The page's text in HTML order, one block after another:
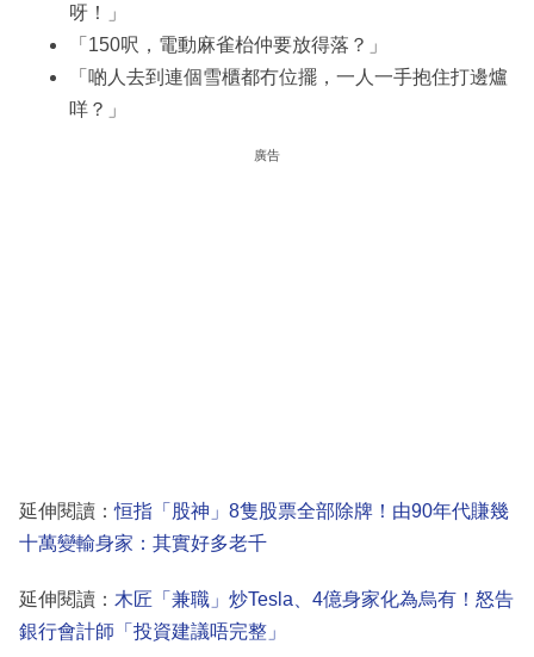
呀！」
「150呎，電動麻雀枱仲要放得落？」
「啲人去到連個雪櫃都冇位擺，一人一手抱住打邊爐
咩？」
廣告
延伸閱讀：恒指「股神」8隻股票全部除牌！由90年代賺幾
十萬變輸身家：其實好多老千
延伸閱讀： 木匠「兼職」炒Tesla、4億身家化為烏有！怒告
銀行會計師「投資建議唔完整」